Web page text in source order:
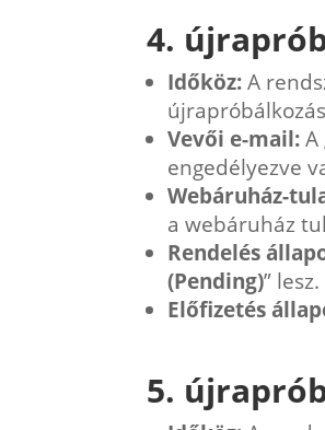
4.
Időköz:A
Vevői e-mail:A
engedélyezve
Webáruház-
a webáruház
Rendelés
(Pending)” lesz.
Előfizetés
5.